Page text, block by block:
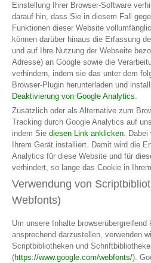
Einstellung Ihrer Browser-Software
darauf hin, dass Sie in diesem Fall
Funktionen dieser Website
können darüber hinaus die Erfassung
und auf Ihre Nutzung der Webseite
Adresse) an Google sowie die
verhindern, indem sie das unter dem
Browser-Plugin herunterladen und
Deaktivierung von Google Analytics.
Zusätzlich oder als Alternative zum
Tracking durch Google Analytics auf
indem Sie diesen Link anklicken. Dabei
Ihrem Gerät installiert. Damit wird die
Analytics für diese Website und für
verhindert, so lange das Cookie in
Verwendung von
Webfonts)
Um unsere Inhalte
ansprechend darzustellen, verwenden
Scriptbibliotheken und
(https://www.google.com/webfonts/).